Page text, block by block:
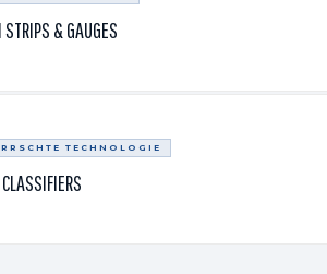
& GAUGES
TECHNOLOGIE